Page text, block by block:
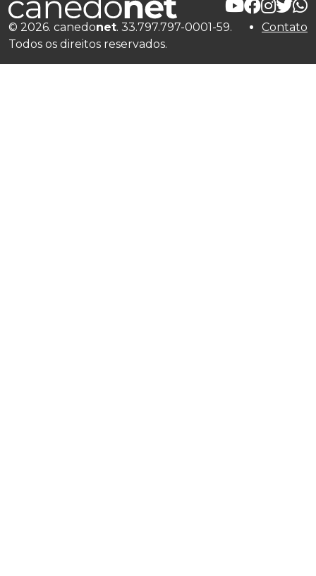
© 2026. canedonet. 33.797.797-0001-59.
Todos os direitos reservados.
Contato